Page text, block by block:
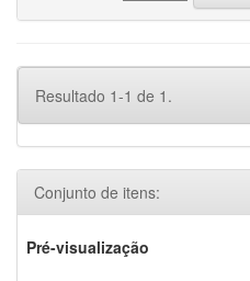
Resultado 1-1 de 1.
Conjunto de itens:
Pré-visualização